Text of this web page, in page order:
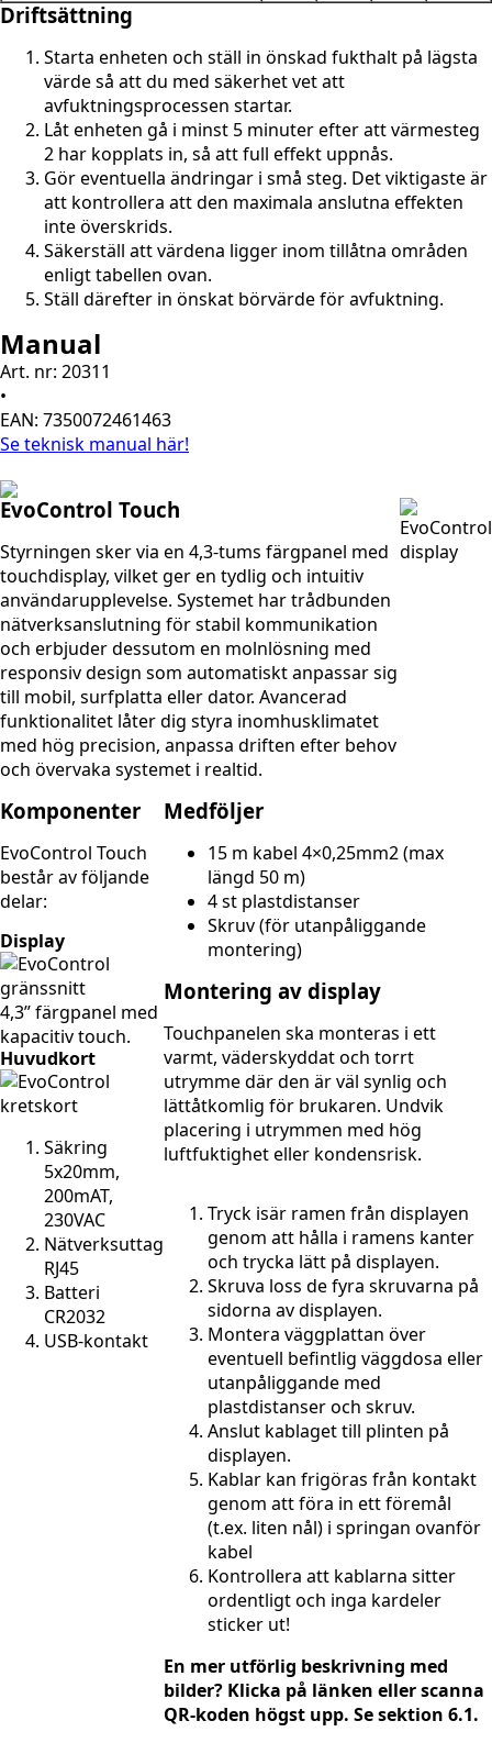
Driftsättning
Starta enheten och ställ in önskad fukthalt på lägsta
värde så att du med säkerhet vet att
avfuktningsprocessen startar.
Låt enheten gå i minst 5 minuter efter att värmesteg
2 har kopplats in, så att full effekt uppnås.
Gör eventuella ändringar i små steg. Det viktigaste är
att kontrollera att den maximala anslutna effekten
inte överskrids.
Säkerställ att värdena ligger inom tillåtna områden
enligt tabellen ovan.
Ställ därefter in önskat börvärde för avfuktning.
Manual
Art. nr: 20311
•
EAN: 7350072461463
Se teknisk manual här!
EvoControl Touch
Styrningen sker via en 4,3-tums färgpanel med
touchdisplay, vilket ger en tydlig och intuitiv
användarupplevelse. Systemet har trådbunden
nätverksanslutning för stabil kommunikation
och erbjuder dessutom en molnlösning med
responsiv design som automatiskt anpassar sig
till mobil, surfplatta eller dator. Avancerad
funktionalitet låter dig styra inomhusklimatet
med hög precision, anpassa driften efter behov
och övervaka systemet i realtid.
Komponenter
EvoControl Touch
består av följande
delar:
Display
4,3” färgpanel med
kapacitiv touch.
Huvudkort
Säkring
5x20mm,
200mAT,
230VAC
Nätverksuttag
RJ45
Batteri
CR2032
USB-kontakt
Medföljer
15 m kabel 4×0,25mm2 (max
längd 50 m)
4 st plastdistanser
Skruv (för utanpåliggande
montering)
Montering av display
Touchpanelen ska monteras i ett
varmt, väderskyddat och torrt
utrymme där den är väl synlig och
lättåtkomlig för brukaren. Undvik
placering i utrymmen med hög
luftfuktighet eller kondensrisk.
Tryck isär ramen från displayen
genom att hålla i ramens kanter
och trycka lätt på displayen.
Skruva loss de fyra skruvarna på
sidorna av displayen.
Montera väggplattan över
eventuell befintlig väggdosa eller
utanpåliggande med
plastdistanser och skruv.
Anslut kablaget till plinten på
displayen.
Kablar kan frigöras från kontakt
genom att föra in ett föremål
(t.ex. liten nål) i springan ovanför
kabel
Kontrollera att kablarna sitter
ordentligt och inga kardeler
sticker ut!
En mer utförlig beskrivning med
bilder? Klicka på länken eller scanna
QR-koden högst upp. Se sektion 6.1.